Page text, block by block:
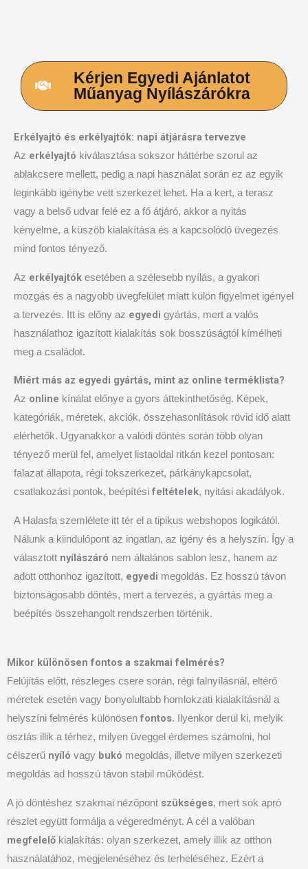
Kérjen Egyedi Ajánlatot
Műanyag Nyílászárókra
Erkélyajtó és erkélyajtók: napi átjárásra tervezve
Az erkélyajtó kiválasztása sokszor háttérbe szorul az
ablakcsere mellett, pedig a napi használat során ez az egyik
leginkább igénybe vett szerkezet lehet. Ha a kert, a terasz
vagy a belső udvar felé ez a fő átjáró, akkor a nyitás
kényelme, a küszöb kialakítása és a kapcsolódó üvegezés
mind fontos tényező.
Az erkélyajtók esetében a szélesebb nyílás, a gyakori
mozgás és a nagyobb üvegfelület miatt külön figyelmet igényel
a tervezés. Itt is előny az egyedi gyártás, mert a valós
használathoz igazított kialakítás sok bosszúságtól kímélheti
meg a családot.
Miért más az egyedi gyártás, mint az online terméklista?
Az online kínálat előnye a gyors áttekinthetőség. Képek,
kategóriák, méretek, akciók, összehasonlítások rövid idő alatt
elérhetők. Ugyanakkor a valódi döntés során több olyan
tényező merül fel, amelyet listaoldal ritkán kezel pontosan:
falazat állapota, régi tokszerkezet, párkánykapcsolat,
csatlakozási pontok, beépítési feltételek, nyitási akadályok.
A Halasfa szemlélete itt tér el a tipikus webshopos logikától.
Nálunk a kiindulópont az ingatlan, az igény és a helyszín. Így a
választott nyílászáró nem általános sablon lesz, hanem az
adott otthonhoz igazított, egyedi megoldás. Ez hosszú távon
biztonságosabb döntés, mert a tervezés, a gyártás meg a
beépítés összehangolt rendszerben történik.
Mikor különösen fontos a szakmai felmérés?
Felújítás előtt, részleges csere során, régi falnyílásnál, eltérő
méretek esetén vagy bonyolultabb homlokzati kialakításnál a
helyszíni felmérés különösen fontos. Ilyenkor derül ki, melyik
osztás illik a térhez, milyen üveggel érdemes számolni, hol
célszerű nyíló vagy bukó megoldás, illetve milyen szerkezeti
megoldás ad hosszú távon stabil működést.
A jó döntéshez szakmai nézőpont szükséges, mert sok apró
részlet együtt formálja a végeredményt. A cél a valóban
megfelelő kialakítás: olyan szerkezet, amely illik az otthon
használatához, megjelenéséhez és terheléséhez. Ezért a